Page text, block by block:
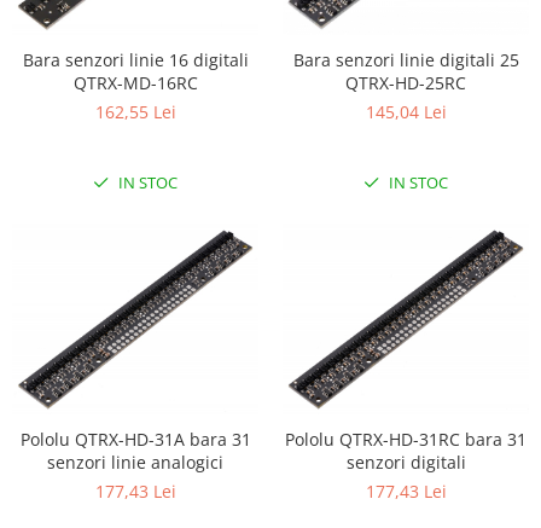
Bara senzori linie 16 digitali
QTRX-MD-16RC
162,55 Lei
IN STOC
Bara senzori linie digitali 25
QTRX-HD-25RC
145,04 Lei
IN STOC
Pololu QTRX-HD-31A bara 31
senzori linie analogici
177,43 Lei
Pololu QTRX-HD-31RC bara 31
senzori digitali
177,43 Lei